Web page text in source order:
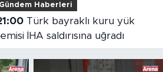
Gündem Haberleri
Türk bayraklı kuru yük
İHA saldırısına uğradı